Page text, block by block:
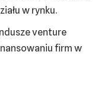
w rynku.
venture
firm w